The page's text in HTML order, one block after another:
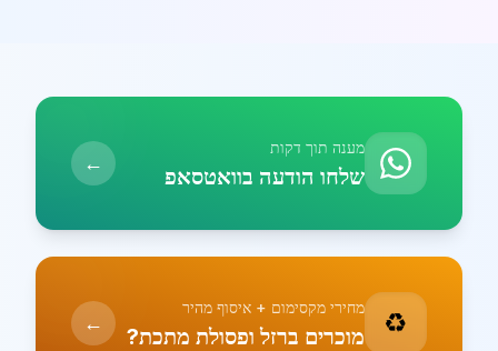
מענה תוך דקות
שלחו הודעה בוואטסאפ ←
♻️ מחירי מקסימום + איסוף מהיר
מוכרים ברזל ופסולת מתכת? ←